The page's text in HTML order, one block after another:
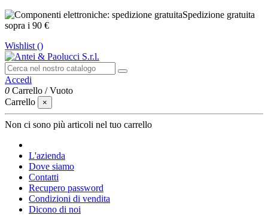
Spedizione gratuita
sopra i 90 €
Wishlist ()
Accedi
0 Carrello /Vuoto
Carrello
×
Non ci sono più articoli nel tuo carrello
L'azienda
Dove siamo
Contatti
Recupero password
Condizioni di vendita
Dicono di noi